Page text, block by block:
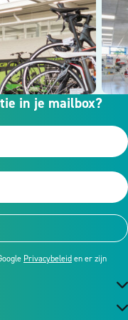
in je mailbox?
Privacybeleiden er zijn